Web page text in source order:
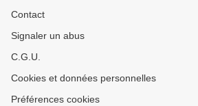
Contact
Signaler un abus
C.G.U.
Cookies et données personnelles
Préférences cookies